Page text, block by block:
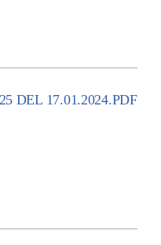
DEL 17.01.2024.PDF